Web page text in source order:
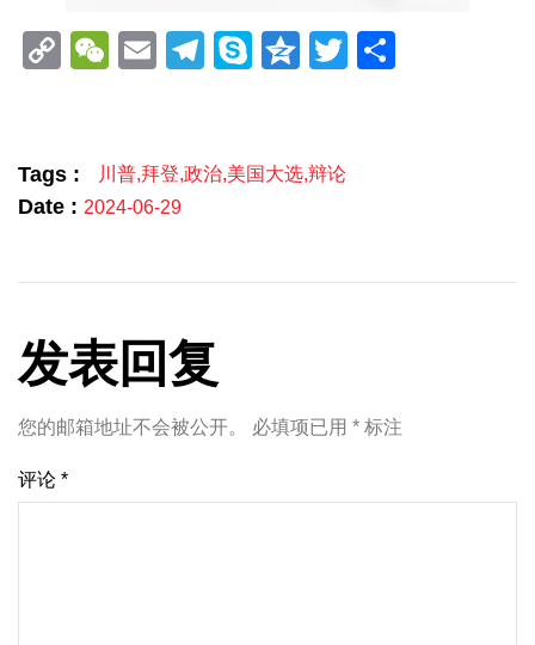
CopyWeChat
EmailTelegram
SkypeQzoneTwitter
Tags : 川普,拜登,政治,美国大选,辩论
Date : 2024-06-29
发表回复
您的邮箱地址不会被公开。 必填项已用 * 标注
评论 *